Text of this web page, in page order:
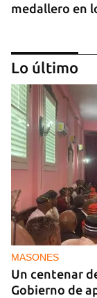
medallero en
BALONCESTO
La gloria del
sobrevive
Lo último
MASONES
Un centenar
Gobierno de